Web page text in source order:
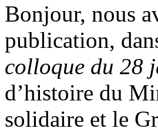
Bonjour, nous
publication,
colloque du 28
d’histoire du
solidaire et le